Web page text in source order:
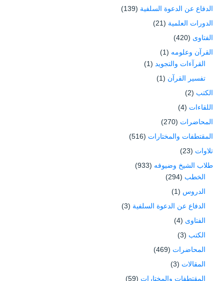
الدفاع عن الدعوة السلفية (139)
الدورات العلمية (21)
الفتاوى (420)
القرآن وعلومه (1)
القرآءات والتجويد (1)
تفسير القرآن (1)
الكتب (2)
اللقاءات (4)
المحاضرات (270)
المقتطفات والمختارات (516)
تلاوات (23)
طلاب الشيخ وضيوفه (933)
الخطب (294)
الدروس (1)
الدفاع عن الدعوة السلفية (3)
الفتاوى (4)
الكتب (3)
المحاضرات (469)
المقالات (3)
المقتطفات والمختارات (59)